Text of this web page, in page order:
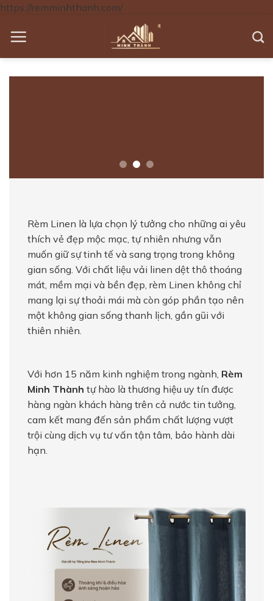
https://remminhthanh.com/
Rèm Linen là lựa chọn lý tưởng cho những ai yêu
thích vẻ đẹp mộc mạc, tự nhiên nhưng vẫn
muốn giữ sự tinh tế và sang trọng trong không
gian sống. Với chất liệu vải linen dệt thô thoáng
mát, mềm mại và bền đẹp, rèm Linen không chỉ
mang lại sự thoải mái mà còn góp phần tạo nên
một không gian sống thanh lịch, gần gũi với
thiên nhiên.
Với hơn 15 năm kinh nghiệm trong ngành, Rèm
Minh Thành tự hào là thương hiệu uy tín được
hàng ngàn khách hàng trên cả nước tin tưởng,
cam kết mang đến sản phẩm chất lượng vượt
trội cùng dịch vụ tư vấn tận tâm, bảo hành dài
hạn.